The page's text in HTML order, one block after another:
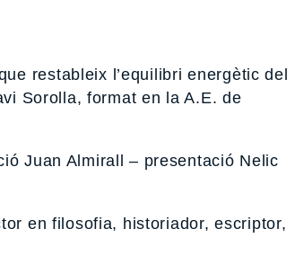
restableix l’equilibri energètic del
Sorolla, format en la A.E. de
Juan Almirall – presentació Nelic
en filosofia, historiador, escriptor,